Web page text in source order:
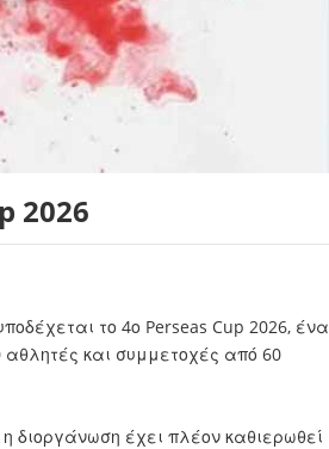
2026
το 4ο Perseas Cup 2026, ένα
και συμμετοχές από 60
διοργάνωση έχει πλέον καθιερωθεί